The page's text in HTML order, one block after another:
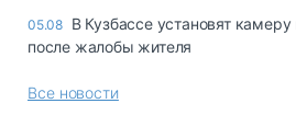
05.08 В Кузбассе установят
после жалобы жителя
Все новости